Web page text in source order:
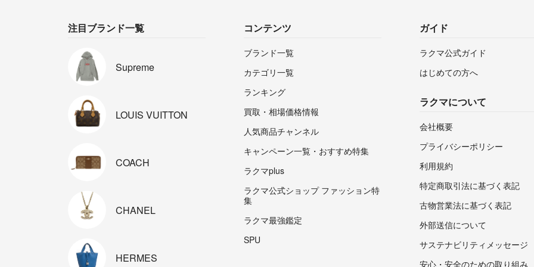
注目ブランド一覧
Supreme
LOUIS VUITTON
COACH
CHANEL
HERMES
コンテンツ
ブランド一覧
カテゴリ一覧
ランキング
買取・相場価格情報
人気商品チャンネル
キャンペーン一覧・おすすめ特集
ラクマplus
ラクマ公式ショップ ファッション特
集
ラクマ最強鑑定
SPU
ガイド
ラクマ公式ガイド
はじめての方へ
ラクマについて
会社概要
プライバシーポリシー
利用規約
特定商取引法に基づく表記
古物営業法に基づく表記
外部送信について
サステナビリティメッセージ
安心・安全のための取り組み